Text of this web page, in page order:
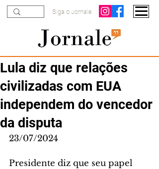
Siga o Jornale
Lula diz que relações
civilizadas com EUA
independem do vencedor
da disputa
23/07/2024
Presidente diz que seu papel